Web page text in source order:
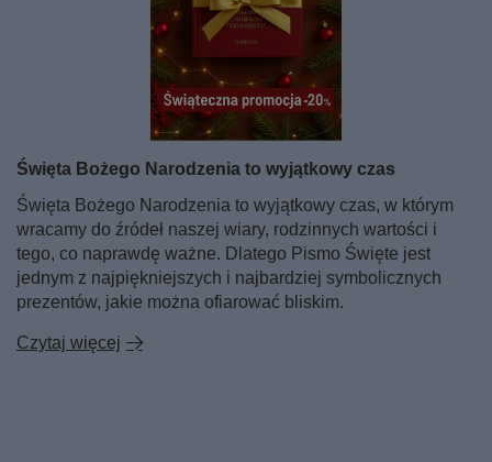
Święta Bożego Narodzenia to wyjątkowy czas
Święta Bożego Narodzenia to wyjątkowy czas, w którym
wracamy do źródeł naszej wiary, rodzinnych wartości i
tego, co naprawdę ważne. Dlatego Pismo Święte jest
jednym z najpiękniejszych i najbardziej symbolicznych
prezentów, jakie można ofiarować bliskim.
Czytaj więcej